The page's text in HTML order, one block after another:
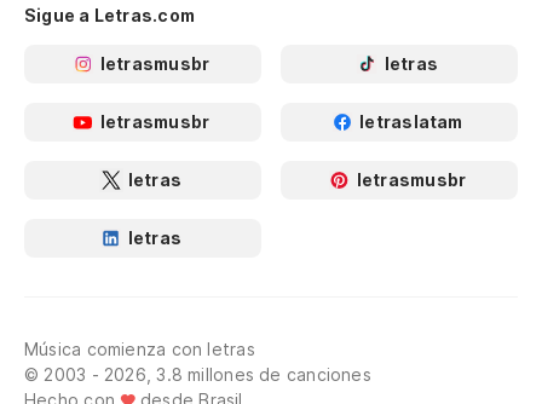
Sigue a Letras.com
letrasmusbr letras
letrasmusbr letraslatam
letras letrasmusbr
letras
Música comienza con letras
© 2003 - 2026, 3.8 millones de canciones